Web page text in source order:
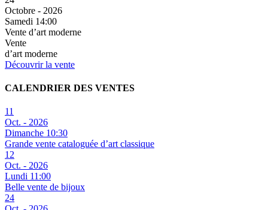
Octobre - 2026
Samedi 14:00
Vente d’art moderne
Vente
d’art moderne
Découvrir la vente
CALENDRIER DES VENTES
11
Oct. - 2026
Dimanche 10:30
Grande vente cataloguée d’art classique
12
Oct. - 2026
Lundi 11:00
Belle vente de bijoux
24